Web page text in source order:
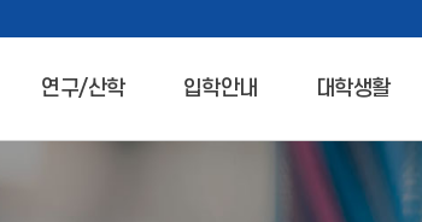
연구/산학 입학안내 대학생활